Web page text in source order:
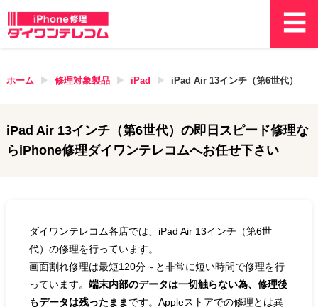
ホーム 修理対象製品 iPad iPad Air 13インチ（第6世代）
iPad Air 13インチ（第6世代） の即日スピード修理な
らiPhone修理ダイワンテレコムへお任せ下さい
ダイワンテレコム各店では、iPad Air 13インチ（第6世
代）の修理を行っています。
画面割れ修理は最短120分～と非常に短い時間で修理を行
っています。 端末内部のデータは一切触らない為、修理後
もデータは残ったまま です。Appleストアでの修理とは異